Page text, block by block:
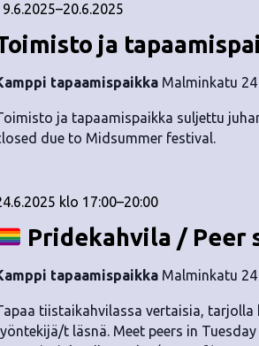
ja
–20.6.2025
tapaamispaikka Malminkatu 24
ja tapaamispaikka suljettu
due to Midsummer festival.
Pridekahvila / Peer
klo 17:00–20:00
tapaamispaikka Malminkatu 24
tiistaikahvilassa vertaisia, tarjolla
t läsnä. Meet peers in